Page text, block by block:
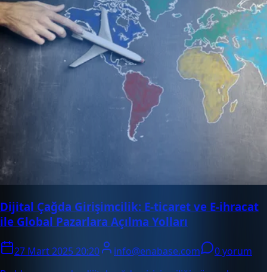
Dijital Çağda Girişimcilik: E-ticaret ve E-ihracat
ile Global Pazarlara Açılma Yolları
27 Mart 2025 20:20 info@enabase.com
0 yorum